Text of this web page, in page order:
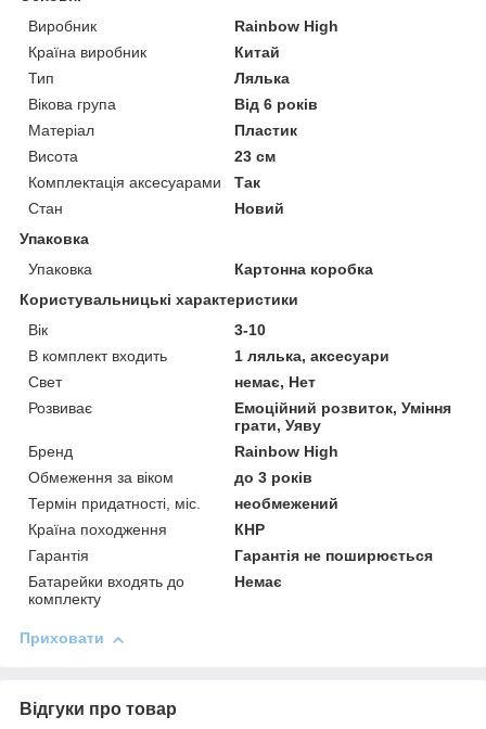
Виробник
Rainbow High
Країна виробник
Китай
Тип
Лялька
Вікова група
Від 6 років
Матеріал
Пластик
Висота
23 см
Комплектація аксесуарами
Так
Стан
Новий
Упаковка
Упаковка
Картонна коробка
Користувальницькі характеристики
Вік
3-10
В комплект входить
1 лялька, аксесуари
Свет
немає, Нет
Розвиває
Емоційний розвиток, Уміння
грати, Уяву
Бренд
Rainbow High
Обмеження за віком
до 3 років
Термін придатності, міс.
необмежений
Країна походження
КНР
Гарантія
Гарантія не поширюється
Батарейки входять до
комплекту
Немає
Приховати
Відгуки про товар